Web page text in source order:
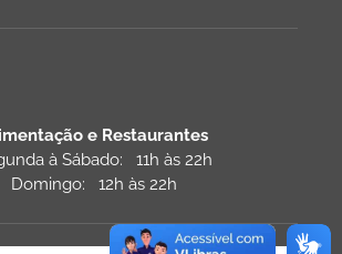
e Restaurantes
à Sábado: 11h às 22h
Domingo: 12h às 22h